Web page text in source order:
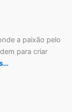
a paixão pelo
para criar